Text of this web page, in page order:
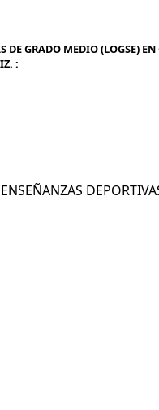
DE GRADO MEDIO (LOGSE)
: